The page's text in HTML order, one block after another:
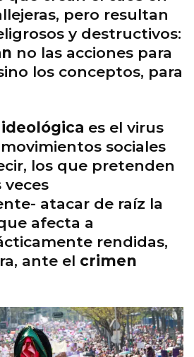
pero resultan
y destructivos:
no las acciones para
los conceptos, para
es el virus
sociales
los que pretenden
veces
atacar de raíz la
afecta a
rendidas,
ante el crimen